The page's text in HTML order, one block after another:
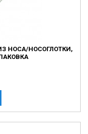
НОСА/НОСОГЛОТКИ,